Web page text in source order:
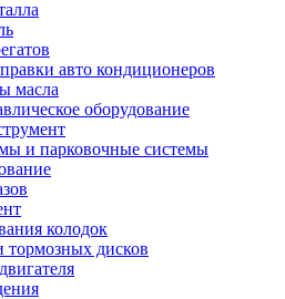
авто кондиционеров
масла
оборудование
и парковочные системы
колодок
тормозных дисков